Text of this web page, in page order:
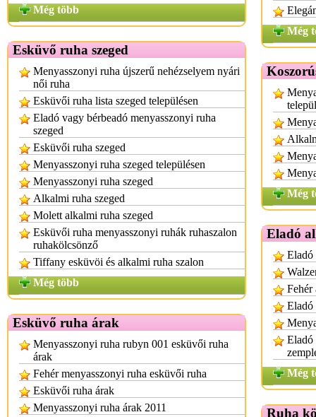
Még több
Esküvő ruha szeged
Menyasszonyi ruha újszerű nehézselyem nyári
női ruha
Esküvői ruha lista szeged településen
Eladó vagy bérbeadó menyasszonyi ruha
szeged
Esküvői ruha szeged
Menyasszonyi ruha szeged településen
Menyasszonyi ruha szeged
Alkalmi ruha szeged
Molett alkalmi ruha szeged
Esküvői ruha menyasszonyi ruhák ruhaszalon
ruhakölcsönző
Tiffany esküvöi és alkalmi ruha szalon
Még több
Esküvő ruha árak
Menyasszonyi ruha rubyn 001 esküvői ruha
árak
Fehér menyasszonyi ruha esküvői ruha
Esküvői ruha árak
Menyasszonyi ruha árak 2011
Még
Még
Eladó
Eladó
Fehér
Eladó
Eladó
Még
Ruha